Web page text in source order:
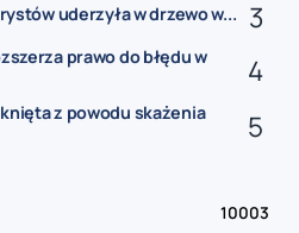
uderzyła w drzewo w...
prawo do błędu w
z powodu skażenia
10003